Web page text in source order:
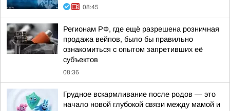
08:45
Регионам РФ, где ещё разрешена розничная
продажа вейпов, было бы правильно
ознакомиться с опытом запретивших её
субъектов
08:36
Грудное вскармливание после родов — это
начало новой глубокой связи между мамой и